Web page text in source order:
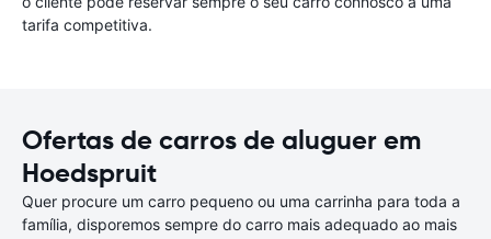
tarifa competitiva.
Ofertas de carros de aluguer em
Hoedspruit
Quer procure um carro pequeno ou uma carrinha para toda a
família, disporemos sempre do carro mais adequado ao mais